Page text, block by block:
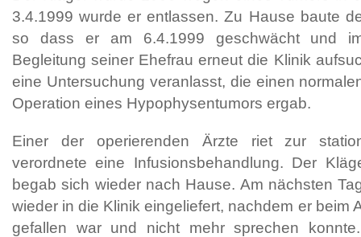
3.4.1999 wurde er entlassen. Zu Hause baute
so dass er am 6.4.1999 geschwächt und
Begleitung seiner Ehefrau erneut die Klinik
eine Untersuchung veranlasst, die einen
Operation eines Hypophysentumors ergab.
Einer der operierenden Ärzte riet zur
verordnete eine Infusionsbehandlung. Der
begab sich wieder nach Hause. Am nächsten
wieder in die Klinik eingeliefert, nachdem er beim
gefallen war und nicht mehr sprechen